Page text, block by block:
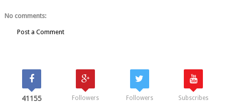
No comments:
Post a Comment
41155 Followers Followers Subscribes